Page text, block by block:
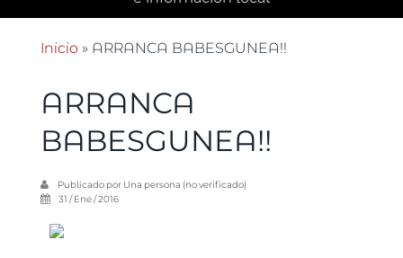
Se encuentra usted aquí
Inicio» ARRANCA BABESGUNEA!!
ARRANCA
BABESGUNEA!!
Publicado por Una persona (no verificado)
31 / Ene / 2016